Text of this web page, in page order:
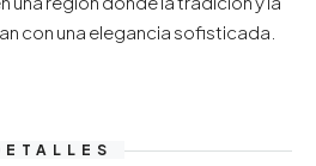
con una elegancia sofisticada.